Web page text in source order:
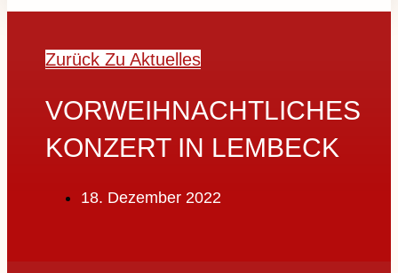
Zurück Zu Aktuelles
VORWEIHNACHTLICHES
KONZERT IN LEMBECK
18. Dezember 2022